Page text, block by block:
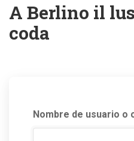
A Berlino il
coda
Nombre de usuario o